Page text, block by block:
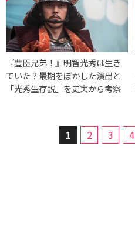
『豊臣兄弟！』明智光秀は生き
ていた？最期をぼかした演出と
「光秀生存説」を史実から考察
1 2 3 4